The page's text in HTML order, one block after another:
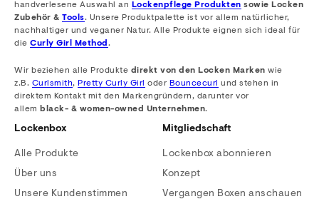
handverlesene Auswahl an Lockenpflege Produkten sowie Locken
Zubehör & Tools. Unsere Produktpalette ist vor allem natürlicher,
nachhaltiger und veganer Natur. Alle Produkte eignen sich ideal für
die Curly Girl Method .
Wir beziehen alle Produkte direkt von den Locken Marken wie
z.B. Curlsmith, Pretty Curly Girl oder Bouncecurl und stehen in
direktem Kontakt mit den Markengründern, darunter vor
allem black- & women-owned Unternehmen.
Lockenbox
Alle Produkte
Über uns
Unsere Kundenstimmen
Mitgliedschaft
Lockenbox abonnieren
Konzept
Vergangen Boxen anschauen